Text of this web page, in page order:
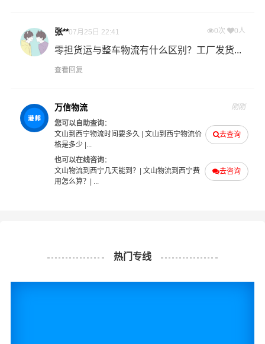
也提供从文山发物流到西宁的运输服务，您也可以多多
咨询，找到合适您的物流服务商。
张**07月25日 22:41 0次 0人
零担货运与整车物流有什么区别？工厂发货...
查看回复
万信物流 刚刚
去查询
您可以自助查询：
文山到西宁物流时间要多久
文山到西宁物流价
格是多少|...
去咨询
也可以在线咨询：
文山物流到西宁几天能到？
文山物流到西宁费
用怎么算？
| ...
热门专线